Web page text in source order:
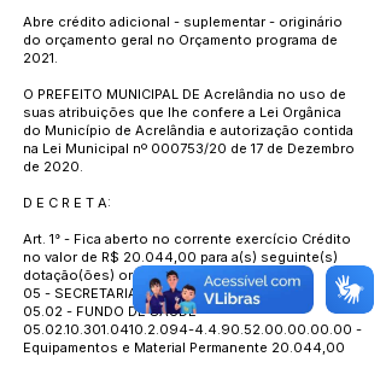
Abre crédito adicional - suplementar - originário
do orçamento geral no Orçamento programa de
2021.
O PREFEITO MUNICIPAL DE Acrelândia no uso de
suas atribuições que lhe confere a Lei Orgânica
do Município de Acrelândia e autorização contida
na Lei Municipal nº 000753/20 de 17 de Dezembro
de 2020.
D E C R E T A:
Art. 1° - Fica aberto no corrente exercício Crédito
no valor de R$ 20.044,00 para a(s) seguinte(s)
dotação(ões) orçamentária(s):
05 - SECRETARIA MUNICIPAL DE SAUDE
05.02 - FUNDO DE SAUDE
05.02.10.301.0410.2.094-4.4.90.52.00.00.00.00 -
Equipamentos e Material Permanente 20.044,00